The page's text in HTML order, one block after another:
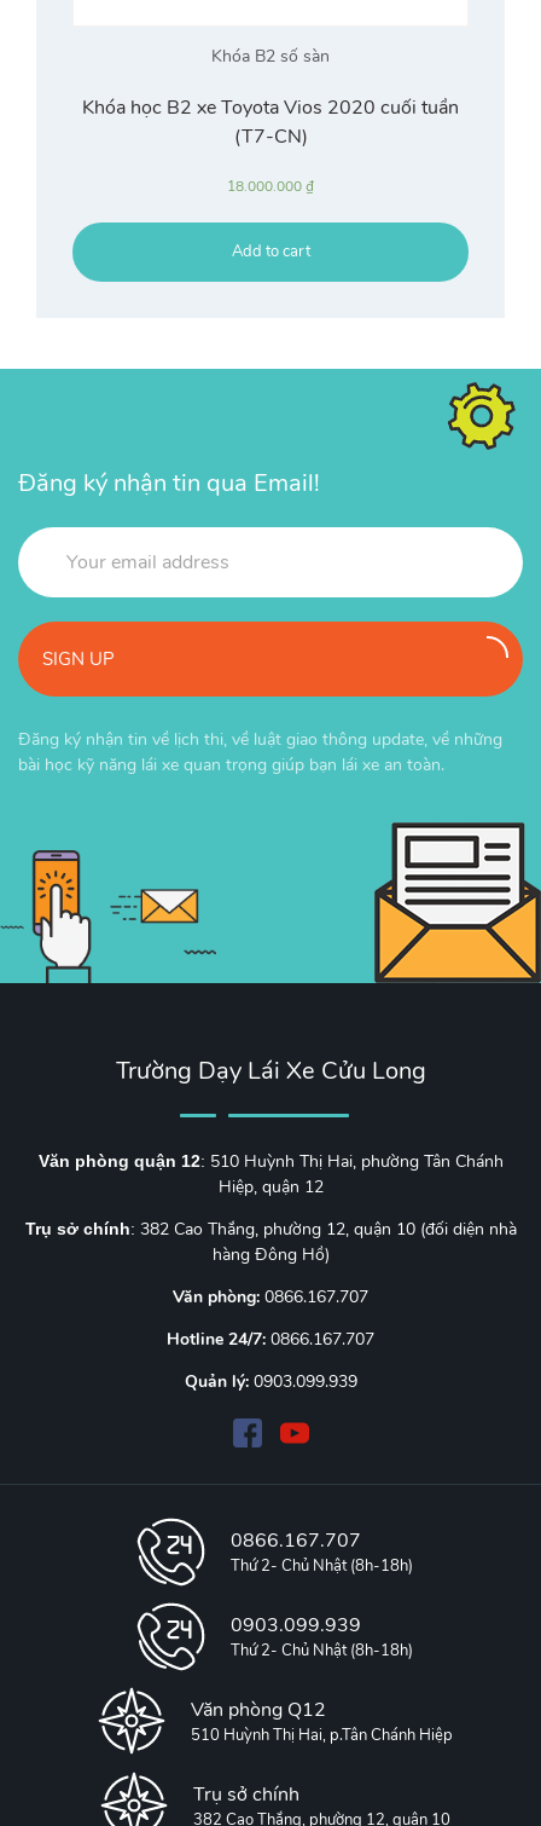
Khóa B2 số sàn
Khóa học B2 xe Toyota Vios 2020 cuối tuần
(T7-CN)
18.000.000₫
Add to cart
Đăng ký nhận tin qua Email!
SIGN UP
Đăng ký nhận tin về lịch thi, về luật giao thông update, về những
bài học kỹ năng lái xe quan trọng giúp bạn lái xe an toàn.
Trường Dạy Lái Xe Cửu Long
Văn phòng quận 12: 510 Huỳnh Thị Hai, phường Tân Chánh
Hiệp, quận 12
Trụ sở chính: 382 Cao Thắng, phường 12, quận 10 (đối diện nhà
hàng Đông Hồ)
Văn phòng: 0866.167.707
Hotline 24/7: 0866.167.707
Quản lý:0903.099.939
0866.167.707
Thứ 2- Chủ Nhật (8h-18h)
0903.099.939
Thứ 2- Chủ Nhật (8h-18h)
Văn phòng Q12
510 Huỳnh Thị Hai, p.Tân Chánh Hiệp
Trụ sở chính
382 Cao Thắng, phường 12, quận 10